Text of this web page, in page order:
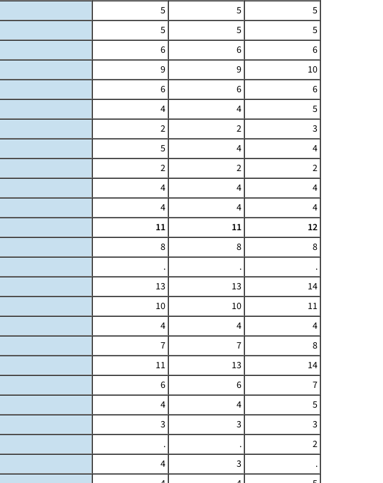
5 5
5
5 5
5
6 6
6
9 9
10
6 6
6
4 4
5
2 2
3
5 4
4
2 2
2
4 4
4
4 4
4
11 11
12
8 8
8
. .
.
13 13
14
10 10
11
4 4
4
7 7
8
11 13
14
6 6
7
4 4
5
3 3
3
. .
2
4 3
.